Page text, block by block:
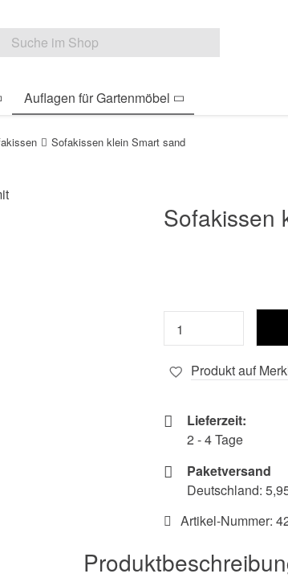
nach
Auflagen für Gartenmöbel
Sofakissen klein Smart sand
Sofakissen
Produkt auf
Lieferzeit:
2 - 4 Tage
Paketversand
Deutschland:
Artikel-Nummer: